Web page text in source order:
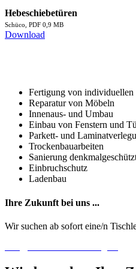
Hebeschiebetüren
Schüco, PDF 0,9 MB
Download
Fertigung von individuellen
Reparatur von Möbeln
Innenaus- und Umbau
Einbau von Fenstern und
Parkett- und
Trockenbauarbeiten
Sanierung
Einbruchschutz
Ladenbau
Ihre Zukunft bei uns ...
Wir suchen ab sofort eine/n